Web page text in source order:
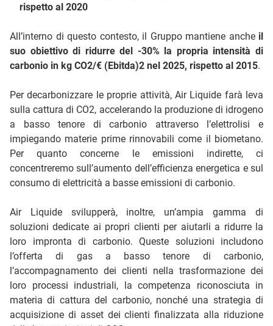
rispetto al 2020
All’interno di questo contesto, il Gruppo mantiene anche il
suo obiettivo di ridurre del -30% la propria intensità di
carbonio in kg CO2/€ (Ebitda)2 nel 2025, rispetto al 2015.
Per decarbonizzare le proprie attività, Air Liquide farà leva
sulla cattura di CO2, accelerando la produzione di idrogeno
a basso tenore di carbonio attraverso l’elettrolisi e
impiegando materie prime rinnovabili come il biometano.
Per quanto concerne le emissioni indirette, ci
concentreremo sull’aumento dell’efficienza energetica e sul
consumo di elettricità a basse emissioni di carbonio.
Air Liquide svilupperà, inoltre, un’ampia gamma di
soluzioni dedicate ai propri clienti per aiutarli a ridurre la
loro impronta di carbonio. Queste soluzioni includono
l’offerta di gas a basso tenore di carbonio,
l’accompagnamento dei clienti nella trasformazione dei
loro processi industriali, la competenza riconosciuta in
materia di cattura del carbonio, nonché una strategia di
acquisizione di asset dei clienti finalizzata alla riduzione